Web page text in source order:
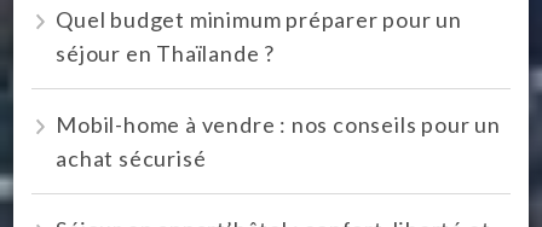
Quel budget minimum préparer pour un
séjour en Thaïlande ?
Mobil-home à vendre : nos conseils pour un
achat sécurisé